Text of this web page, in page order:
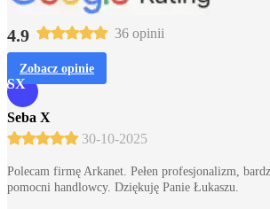
4.9 36 opinii
Zobacz opinie
SX
Seba X
30-10-2025
Polecam firmę Arkanet. Pełen profesjonalizm,
pomocni handlowcy. Dziękuję Panie Łukaszu.